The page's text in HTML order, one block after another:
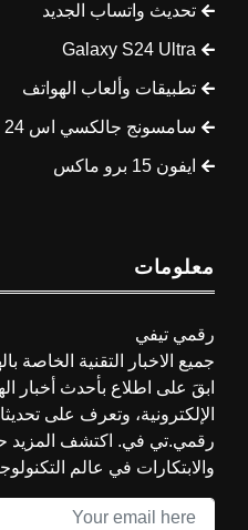
تحديث واتساب الجديد
Galaxy S24 Ultra
تطبيقات وألعاب الهواتف
سامسونج جالكسي اس 24
ايفون 15 برو ماكس
معلومات
رقمي تيفي
جميع الاخبار التقنية الخاصة
ابقَ على اطلاع بأحدث أخبار
الإلكترونية، وتعرف على
رقمي.تي في. اكتشف المزيد
والابتكارات في عالم